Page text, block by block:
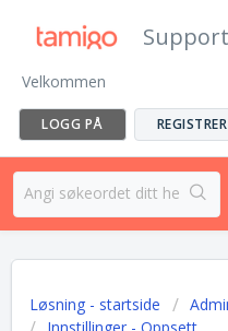
Velkommen
LOGG PÅ
Løsning - startside